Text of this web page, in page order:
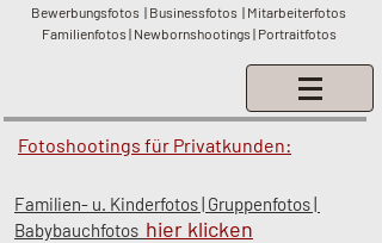
Bewerbungsfotos | Businessfotos | Mitarbeiterfotos
Familienfotos | Newbornshootings | Portraitfotos
Fotoshootings für Privatkunden:
Familien- u. Kinderfotos | Gruppenfotos |
Babybauchfotos hier klicken